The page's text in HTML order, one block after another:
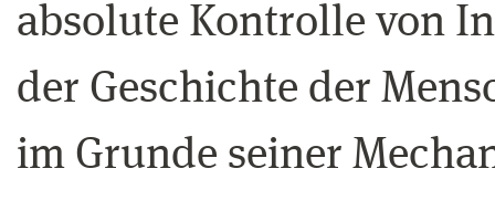
absolute Kontrolle von
der Geschichte der
im Grunde seiner